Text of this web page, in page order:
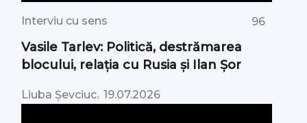
Interviu cu sens 96
Vasile Tarlev: Politică, destrămarea
blocului, relația cu Rusia și Ilan Șor
Liuba Șevciuc,19.07.2026